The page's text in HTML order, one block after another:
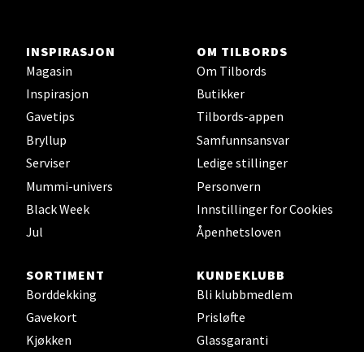
INSPIRASJON
Magasin
Inspirasjon
Gavetips
Bryllup
Serviser
Mummi-univers
Black Week
Jul
OM TILBORDS
Om Tilbords
Butikker
Tilbords-appen
Samfunnsansvar
Ledige stillinger
Personvern
Innstillinger for Cookies
Åpenhetsloven
SORTIMENT
Borddekking
Gavekort
Kjøkken
KUNDEKLUBB
Bli klubbmedlem
Prisløfte
Glassgaranti
Orkanger - Thon Senter Orkanger
Thon Senter Orkanger, Orkdalsveien 113, 7300
Orkanger